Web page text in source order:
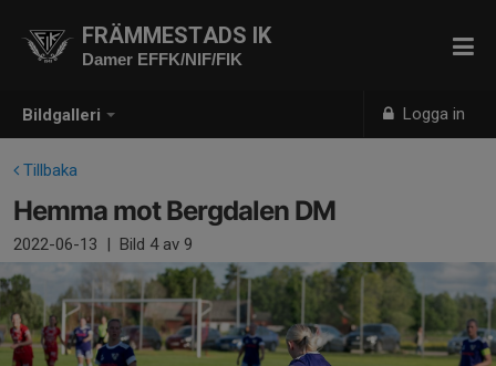
Bildgalleri Logga in
FRÄMMESTADS IK
Damer EFFK/NIF/FIK
Tillbaka
Hemma mot Bergdalen DM
2022-06-13 | Bild 4av 9